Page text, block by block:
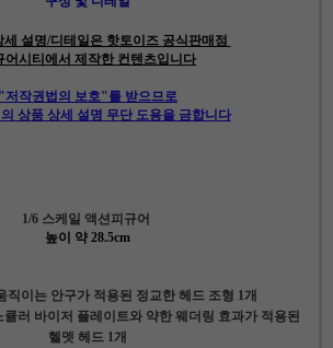
세 설명/디테일은 핫토이즈 공식판매점
어시티에서 제작한 컨텐츠입니다
"저작권법의 보호"를 받으므로
상품 상세 설명 무단 도용을 금합니다
1/6 스케일 액션피규어
높이 약 28.5cm
직이는 안구가 적용된 정교한 헤드 조형 1개
러 바이저 플레이트와 약한 웨더링 효과가 적용된
헬멧 헤드 1개